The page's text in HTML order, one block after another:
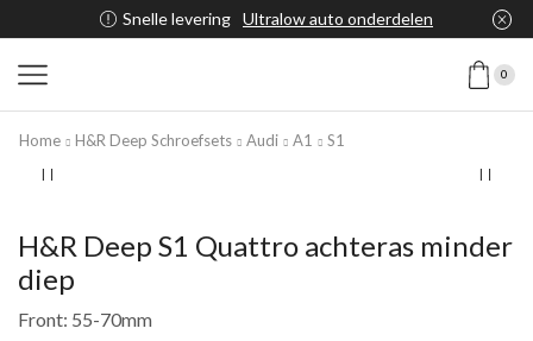
Snelle levering Ultralow auto onderdelen
0
Home H&R Deep Schroefsets Audi A1 S1
H&R Deep S1 Quattro achteras minder
diep
Front: 55-70mm